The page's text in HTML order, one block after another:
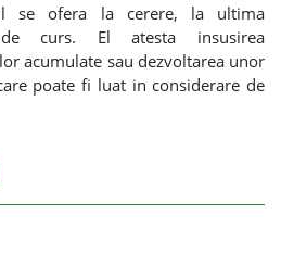
se ofera la cerere, la ultima
curs. El atesta insusirea
acumulate sau dezvoltarea unor
poate fi luat in considerare de